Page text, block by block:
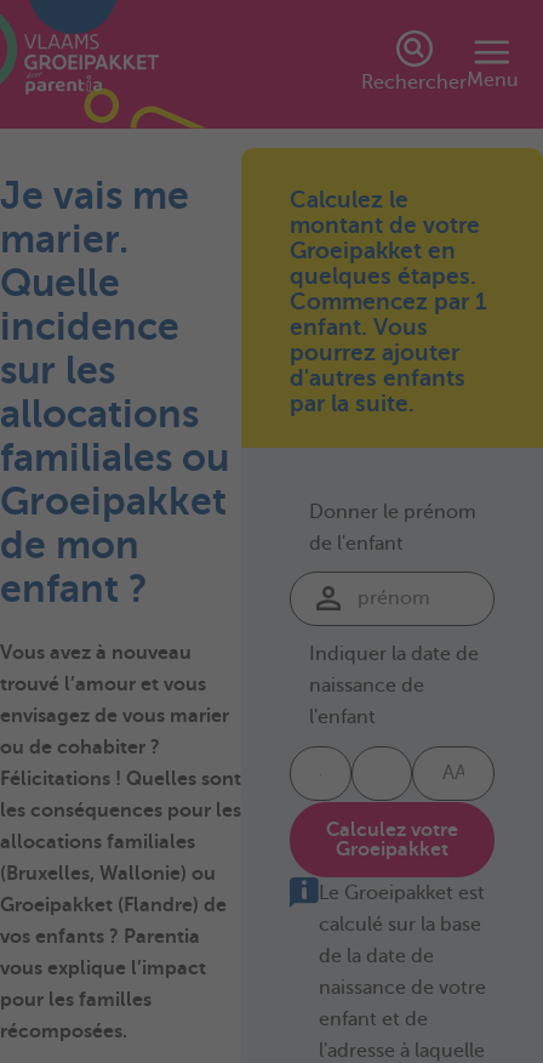
RechercherMenu
Je vais me
marier.
Quelle
incidence
sur les
allocations
familiales ou
Groeipakket
de mon
enfant ?
Vous avez à nouveau
trouvé l’amour et vous
envisagez de vous marier
ou de cohabiter ?
Félicitations ! Quelles sont
les conséquences pour les
allocations familiales
(Bruxelles, Wallonie) ou
Groeipakket (Flandre) de
vos enfants ? Parentia
vous explique l’impact
pour les familles
récomposées.
Calculez le
montant de votre
Groeipakket en
quelques étapes.
Commencez par 1
enfant. Vous
pourrez ajouter
d'autres enfants
par la suite.
Donner le prénom
de l'enfant
Indiquer la date de
naissance de
l'enfant
Calculez votre
Groeipakket
Le Groeipakket est
calculé sur la base
de la date de
naissance de votre
enfant et de
l'adresse à laquelle